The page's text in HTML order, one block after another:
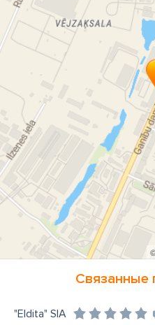
Связанные
"Eldita" SIA